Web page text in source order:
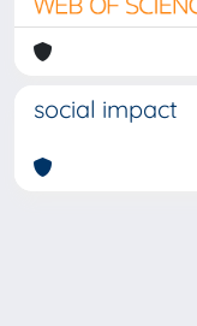
social impact